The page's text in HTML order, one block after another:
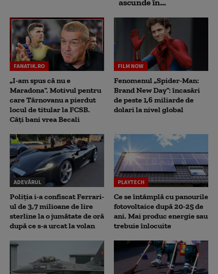
ascunde în...
FANATIK.RO
„I-am spus că nu e
Maradona”. Motivul pentru
care Târnovanu a pierdut
locul de titular la FCSB.
Câți bani vrea Becali
FILM NOW
Fenomenul „Spider-Man:
Brand New Day”: încasări
de peste 1,6 miliarde de
dolari la nivel global
ADEVĂRUL
Poliția i-a confiscat Ferrari-
ul de 3,7 milioane de lire
sterline la o jumătate de oră
după ce s-a urcat la volan
PLAYTECH
Ce se întâmplă cu panourile
fotovoltaice după 20-25 de
ani. Mai produc energie sau
trebuie înlocuite